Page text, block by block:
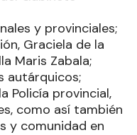
y provinciales;
Graciela de la
Maris Zabala;
autárquicos;
Policía provincial,
como así también
y comunidad en